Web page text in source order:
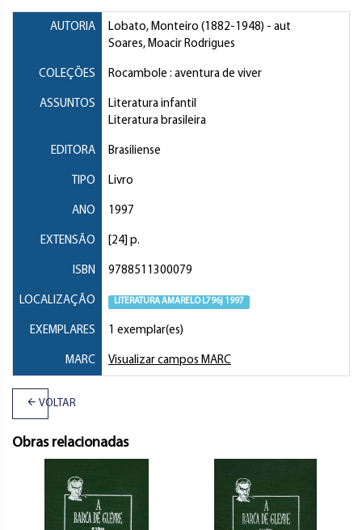
AUTORIA Lobato, Monteiro (1882-1948) - aut
Soares, Moacir Rodrigues
COLEÇÕES Rocambole : aventura de viver
ASSUNTOS
Literatura infantil
Literatura brasileira
EDITORA Brasiliense
TIPO Livro
ANO 1997
EXTENSÃO [24] p.
ISBN 9788511300079
LOCALIZAÇÃO LITERATURA AMARELO L796j 1997
EXEMPLARES 1 exemplar(es)
MARC Visualizar campos MARC
VOLTAR
Obras relacionadas